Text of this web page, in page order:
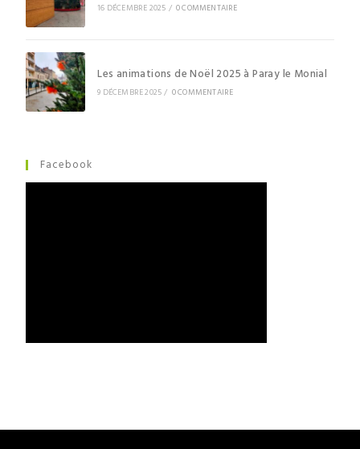
16 DÉCEMBRE 2025 / 0 COMMENTAIRE
Les animations de Noël 2025 à Paray le Monial
9 DÉCEMBRE 2025 / 0 COMMENTAIRE
Facebook